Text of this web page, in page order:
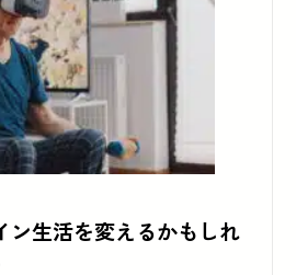
ン生活を変えるかもしれ